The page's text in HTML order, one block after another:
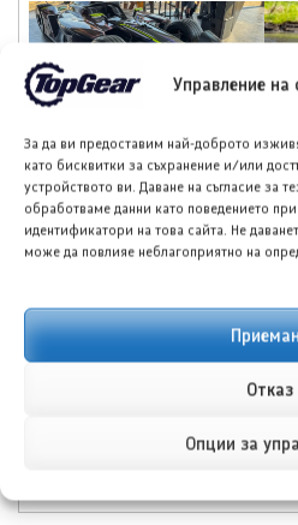
Управление на
За да ви предоставим най-доброто
като бисквитки за съхранение и/или
устройството ви. Даване на съгласие за
обработваме данни като поведението
идентификатори на това сайта. Не
може да повлияе неблагоприятно на
Отказ
Опции за
дебютира пред
публика в Гудууд
Фолксваген Тигуан R